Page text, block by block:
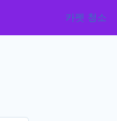
카펫 청소